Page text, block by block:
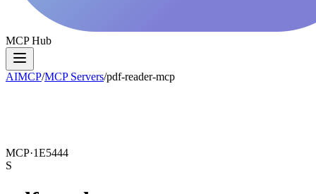
MCP Hub
AIMCP/MCP Servers/pdf-reader-mcp
MCP·1E5444
S